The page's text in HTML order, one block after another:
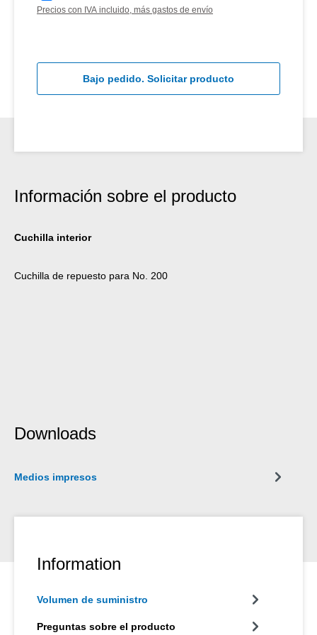
Precios con IVA incluido, más gastos de envío
Bajo pedido. Solicitar producto
Información sobre el producto
Cuchilla interior
Cuchilla de repuesto para No. 200
Downloads
Medios impresos
Information
Volumen de suministro
Preguntas sobre el producto